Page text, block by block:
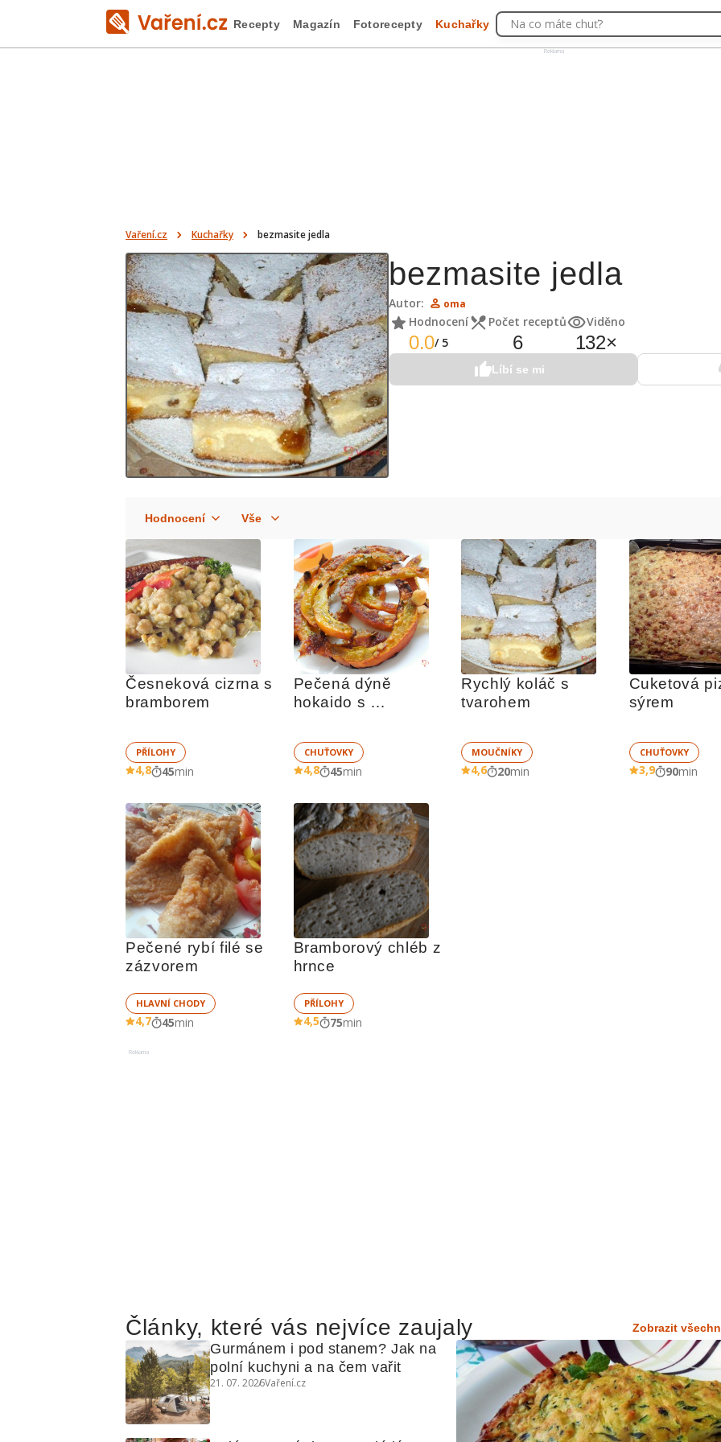
Reklama
Recepty Magazín Fotorecepty Kuchařky Na co máte chuť?
Vaření.cz Kuchařky bezmasite jedla
bezmasite jedla
Autor: oma
Hodnocení
0.0/ 5
Počet receptů
6
Viděno
132×
Líbí se mi
Česneková cizrna s
bramborem
PŘÍLOHY
4,8 45min
Pečená dýně
hokaido s
CHUŤOVKY
4,8 45min
Rychlý koláč s
tvarohem
MOUČNÍKY
4,6 20min
Cuketová
sýrem
CHUŤOVKY
3,9 90min
Pečené rybí filé se
zázvorem
HLAVNÍ CHODY
4,7 45min
Bramborový chléb z
hrnce
PŘÍLOHY
4,5 75min
Reklama
Články, které vás nejvíce zaujaly Zobrazit
Gurmánem i pod stanem? Jak na
polní kuchyni a na čem vařit
21. 07. 2026Vaření.cz